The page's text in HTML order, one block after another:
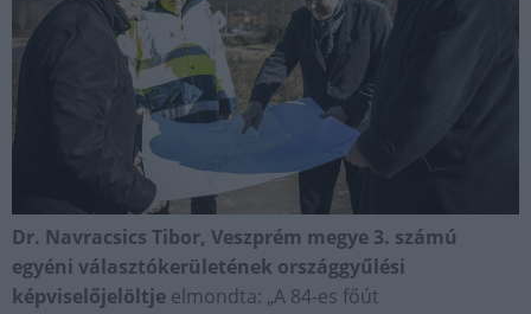
Dr. Navracsics Tibor, Veszprém megye 3. számú
egyéni választókerületének országgyűlési
képviselőjelöltje elmondta: „A 84-es főút